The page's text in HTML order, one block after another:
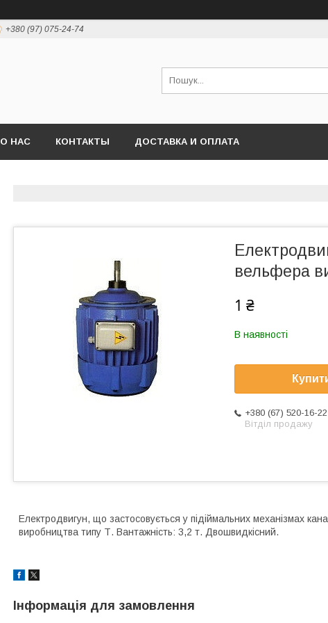
+380 (97) 075-24-74
О НАС КОНТАКТЫ ДОСТАВКА И ОПЛАТА
вельфера
1 ₴
В наявності
+380 (67) 520-16-22
Вітділ продажу
Електродвигун, що застосовується у підіймальних механізмах
виробництва типу Т. Вантажність: 3,2 т. Двошвидкісний.
Інформація для замовлення